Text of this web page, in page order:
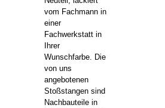
vom Fachmann in
einer
Fachwerkstatt in
Ihrer
Wunschfarbe. Die
von uns
angebotenen
Stoßstangen sind
Nachbauteile in